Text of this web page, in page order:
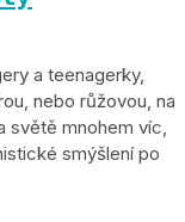
a teenagerky,
nebo růžovou, na
světě mnohem víc,
smýšlení po